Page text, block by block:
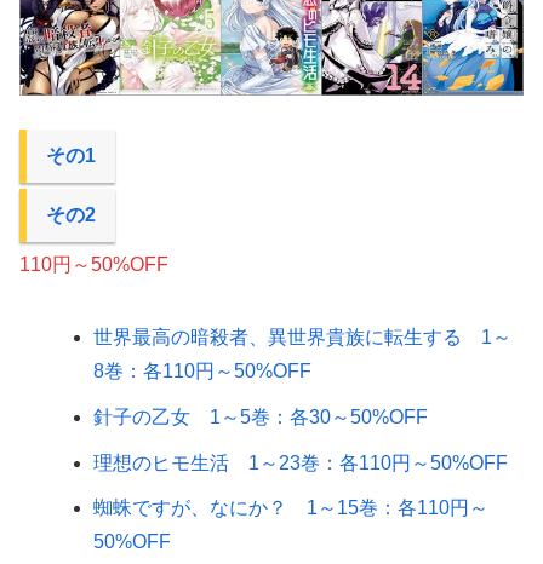
その1
その2
110円～50%OFF
世界最高の暗殺者、異世界貴族に転生する 1～
8巻：各110円～50%OFF
針子の乙女 1～5巻：各30～50%OFF
理想のヒモ生活 1～23巻：各110円～50%OFF
蜘蛛ですが、なにか？ 1～15巻：各110円～
50%OFF